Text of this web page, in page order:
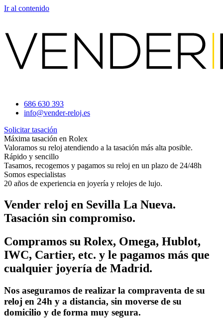
Ir al contenido
686 630 393
info@vender-reloj.es
Solicitar tasación
Máxima tasación en Rolex
Valoramos su reloj atendiendo a la tasación más alta posible.
Rápido y sencillo
Tasamos, recogemos y pagamos su reloj en un plazo de 24/48h
Somos especialistas
20 años de experiencia en joyería y relojes de lujo.
Vender reloj en Sevilla La Nueva.
Tasación sin compromiso.
Compramos su Rolex, Omega, Hublot,
IWC, Cartier, etc. y le pagamos más que
cualquier joyería de Madrid.
Nos aseguramos de realizar la compraventa de su
reloj en 24h y a distancia, sin moverse de su
domicilio y de forma muy segura.